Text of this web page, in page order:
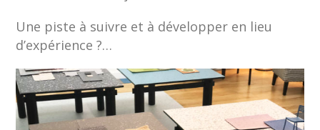
Une piste à suivre et à développer en lieu
d’expérience ?…